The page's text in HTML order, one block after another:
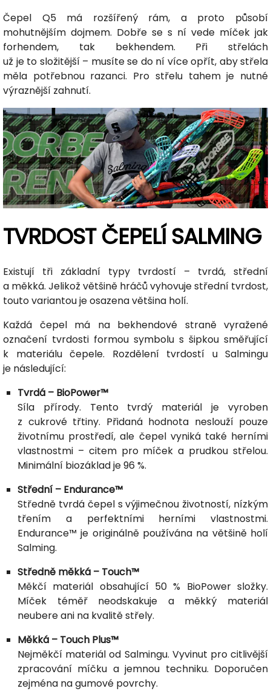
Čepel Q5 má rozšířený rám, a proto působí
mohutnějším dojmem. Dobře se s ní vede míček jak
forhendem, tak bekhendem. Při střelách
už je to složitější – musíte se do ní více opřít, aby střela
měla potřebnou razanci. Pro střelu tahem je nutné
výraznější zahnutí.
TVRDOST ČEPELÍ SALMING
Existují tři základní typy tvrdostí – tvrdá, střední
a měkká. Jelikož většině hráčů vyhovuje střední tvrdost,
touto variantou je osazena většina holí.
Každá čepel má na bekhendové straně vyražené
označení tvrdosti formou symbolu s šipkou směřující
k materiálu čepele. Rozdělení tvrdostí u Salmingu
je následující:
Tvrdá – BioPower™
Síla přírody. Tento tvrdý materiál je vyroben
z cukrové třtiny. Přidaná hodnota neslouží pouze
životnímu prostředí, ale čepel vyniká také herními
vlastnostmi – citem pro míček a prudkou střelou.
Minimální biozáklad je 96 %.
Střední – Endurance™
Středně tvrdá čepel s výjimečnou životností, nízkým
třením a perfektními herními vlastnostmi.
Endurance™ je originálně používána na většině holí
Salming.
Středně měkká – Touch™
Měkčí materiál obsahující 50 % BioPower složky.
Míček téměř neodskakuje a měkký materiál
neubere ani na kvalitě střely.
Měkká – Touch Plus™
Nejměkčí materiál od Salmingu. Vyvinut pro citlivější
zpracování míčku a jemnou techniku. Doporučen
zejména na gumové povrchy.